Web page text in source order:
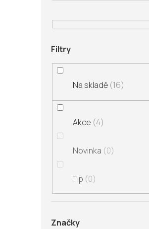
Filtry
Na skladě 16
Akce 4
Novinka 0
Tip 0
Značky